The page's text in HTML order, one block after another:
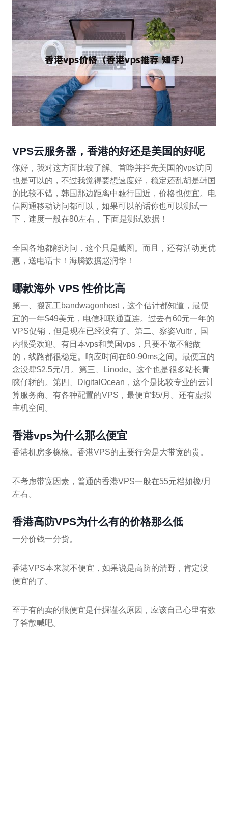
VPS云服务器，香港的好还是美国的好呢
你好，我对这方面比较了解。首哗并拦先美国的vps访问
也是可以的，不过我觉得要想速度好，稳定还乱胡是韩国
的比较不错，韩国那边距离中蔽行国近，价格也便宜。电
信网通移动访问都可以，如果可以的话你也可以测试一
下，速度一般在80左右，下面是测试数据！
全国各地都能访问，这个只是截图。而且，还有活动更优
惠，送电话卡！海腾数据赵润华！
哪款海外 VPS 性价比高
第一、搬瓦工bandwagonhost，这个估计都知道，最便
宜的一年$49美元，电信和联通直连。过去有60元一年的
VPS促销，但是现在已经没有了。第二、察姿Vultr，国
内很受欢迎。有日本vps和美国vps，只要不做不能做
的，线路都很稳定。响应时间在60-90ms之间。最便宜的
念没肆$2.5元/月。第三、Linode。这个也是很多站长青
睐仔轿的。第四、DigitalOcean，这个是比较专业的云计
算服务商。有各种配置的VPS，最便宜$5/月。还有虚拟
主机空间。
香港vps为什么那么便宜
香港机房多橡橡。香港VPS的主要行旁是大带宽的贵。
不考虑带宽因素，普通的香港VPS一般在55元档如橡/月
左右。
香港高防VPS为什么有的价格那么低
一分价钱一分货。
香港VPS本来就不便宜，如果说是高防的清野，肯定没
便宜的了。
至于有的卖的很便宜是什掘谨么原因，应该自己心里有数
了答散喊吧。